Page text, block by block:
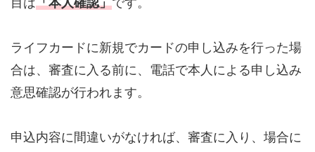
ライフカードに新規でカードの申し込みを行った場
合は、審査に入る前に、電話で本人による申し込み
意思確認が行われます。
申込内容に間違いがなければ、審査に入り、場合に